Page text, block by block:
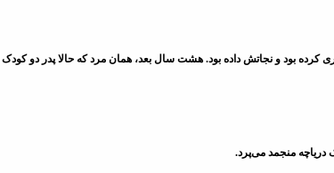
کرده بود و نجاتش داده بود. هشت سال بعد، همان مرد که حالا پدر دو
دریاچه منجمد می‌پرد.